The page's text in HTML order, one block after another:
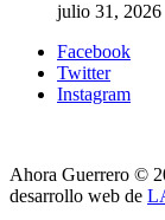
julio 31, 2026
Facebook
Twitter
Instagram
Ahora Guerrero ©
desarrollo web de